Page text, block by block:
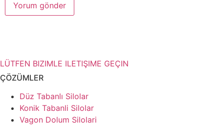
LÜTFEN BIZIMLE ILETIŞIME GEÇIN
ÇÖZÜMLER
Düz Tabanlı Silolar
Konik Tabanli Silolar
Vagon Dolum Silolari